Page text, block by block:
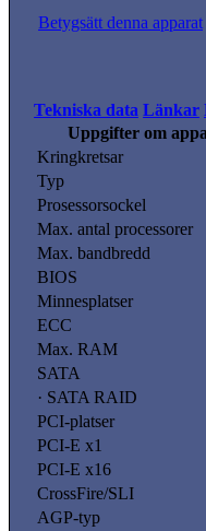
Betygsätt denna apparat
Tekniska data Länkar
Uppgifter om
Kringkretsar
Typ
Prosessorsockel
Max. antal processorer
Max. bandbredd
BIOS
Minnesplatser
ECC
Max. RAM
SATA
· SATA RAID
PCI-platser
PCI-E x1
PCI-E x16
CrossFire/SLI
AGP-typ